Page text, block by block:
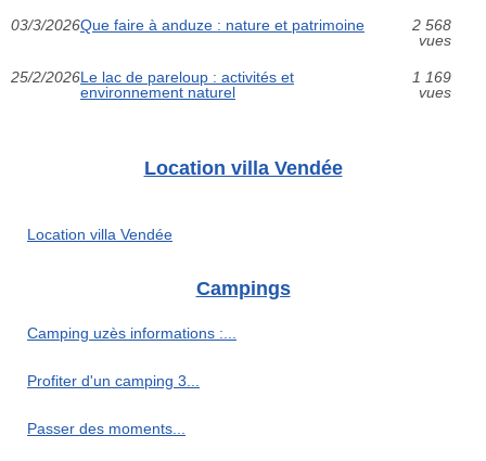
03/3/2026Que faire à anduze : nature et patrimoine
2 568
vues
25/2/2026Le lac de pareloup : activités et
environnement naturel
1 169
vues
Location villa Vendée
Location villa Vendée
Campings
Camping uzès informations :...
Profiter d'un camping 3...
Passer des moments...